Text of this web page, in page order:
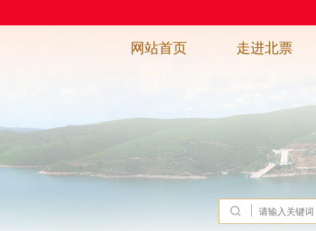
网站首页 走进北票